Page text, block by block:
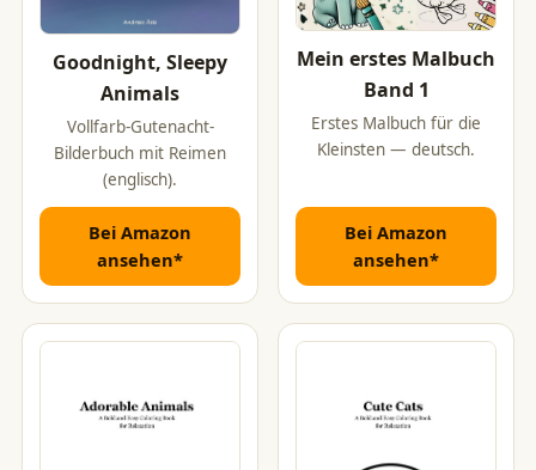
Goodnight, Sleepy
Animals
Vollfarb-Gutenacht-
Bilderbuch mit Reimen
(englisch).
Bei Amazon
ansehen*
Mein erstes Malbuch
Band 1
Erstes Malbuch für die
Kleinsten — deutsch.
Bei Amazon
ansehen*